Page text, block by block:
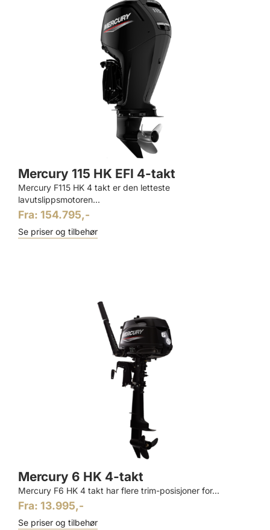
Mercury 115 HK EFI 4-takt
Mercury F115 HK 4 takt er den letteste
lavutslippsmotoren...
Fra: 154.795,-
Se priser og tilbehør
Mercury 6 HK 4-takt
Mercury F6 HK 4 takt har flere trim-posisjoner for...
Fra: 13.995,-
Se priser og tilbehør